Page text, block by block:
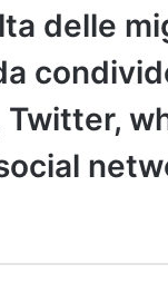
delle
Twitter,